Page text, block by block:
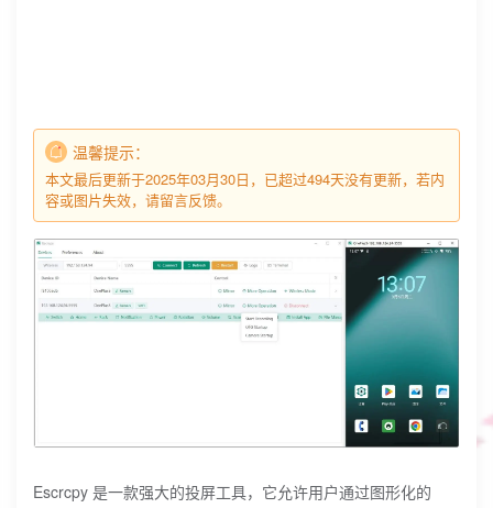
温馨提示：
本文最后更新于2025年03月30日，已超过494天没有更新，若内
容或图片失效，请留言反馈。
Escrcpy 是一款强大的投屏工具，它允许用户通过图形化的